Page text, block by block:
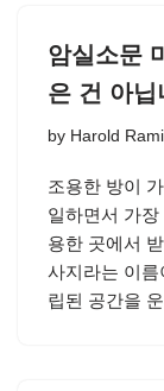
암실소문
은 건 아닙
by Harold
조용한 방이
일하면서 가
용한 곳에서
사지라는 이
립된 공간을